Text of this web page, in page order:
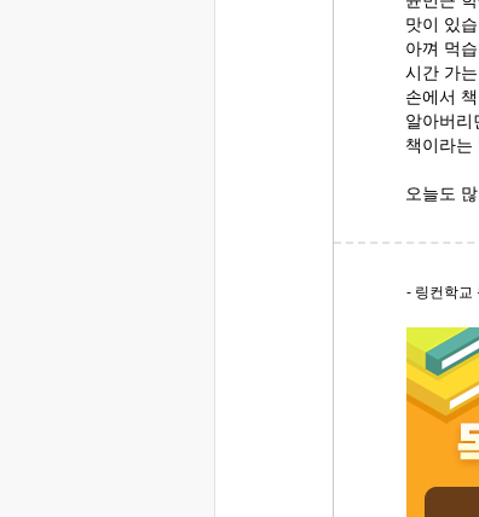
맛이 있
아껴 먹
시간 가
손에서
알아버리
책이라는
오늘도
- 링컨학교